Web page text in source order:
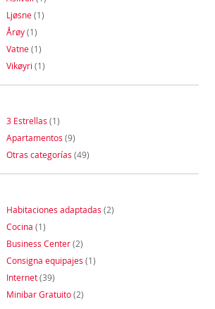
Ljøsne(1)
Årøy(1)
Vatne(1)
Vikøyri (1)
3 Estrellas (1)
Apartamentos (9)
Otras categorías (49)
Habitaciones adaptadas (2)
Cocina (1)
Business Center(2)
Consigna equipajes (1)
Internet(39)
Minibar Gratuito(2)